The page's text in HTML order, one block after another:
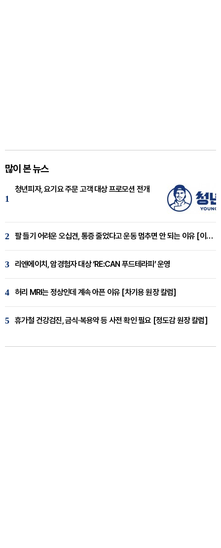
많이 본 뉴스
1
청년피자, 요기요 주문 고객 대상 프로모션 전개
2 팔 들기 어려운 오십견, 통증 줄었다고 운동 멈추면 안 되는 이유 [이병욱 원장 칼럼]
3 리엔에이치, 암경험자 대상 ‘RE:CAN 푸드테라피’ 운영
4 허리 MRI는 정상인데 계속 아픈 이유 [차기용 원장 칼럼]
5 휴가철 건강검진, 금식·복용약 등 사전 확인 필요 [정도감 원장 칼럼]